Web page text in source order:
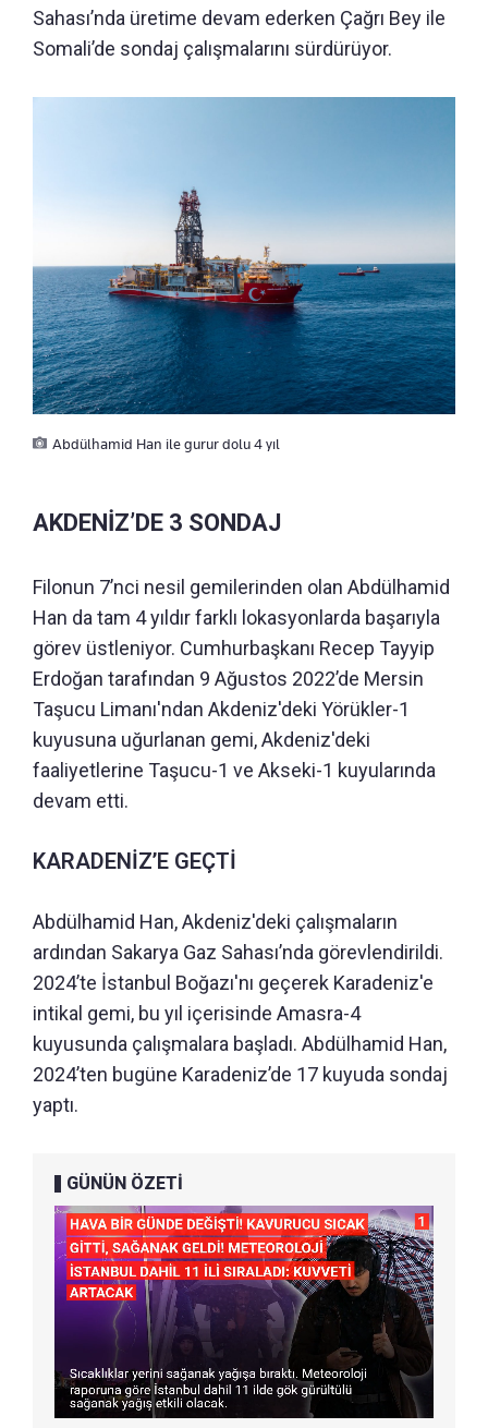
Sahası’nda üretime devam ederken Çağrı Bey ile
Somali’de sondaj çalışmalarını sürdürüyor.
Abdülhamid Han ile gurur dolu 4 yıl
AKDENİZ’DE 3 SONDAJ
Filonun 7’nci nesil gemilerinden olan Abdülhamid
Han da tam 4 yıldır farklı lokasyonlarda başarıyla
görev üstleniyor. Cumhurbaşkanı Recep Tayyip
Erdoğan tarafından 9 Ağustos 2022’de Mersin
Taşucu Limanı'ndan Akdeniz'deki Yörükler-1
kuyusuna uğurlanan gemi, Akdeniz'deki
faaliyetlerine Taşucu-1 ve Akseki-1 kuyularında
devam etti.
KARADENİZ’E GEÇTİ
Abdülhamid Han, Akdeniz'deki çalışmaların
ardından Sakarya Gaz Sahası’nda görevlendirildi.
2024’te İstanbul Boğazı'nı geçerek Karadeniz'e
intikal gemi, bu yıl içerisinde Amasra-4
kuyusunda çalışmalara başladı. Abdülhamid Han,
2024’ten bugüne Karadeniz’de 17 kuyuda sondaj
yaptı.
GÜNÜN ÖZETİ